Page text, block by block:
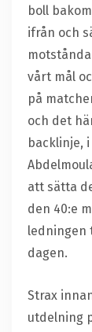
boll
ifrån och
vårt mål
på
och det
backlinje,
att sätta
den 40:e
ledningen
dagen.
Strax
utdelning